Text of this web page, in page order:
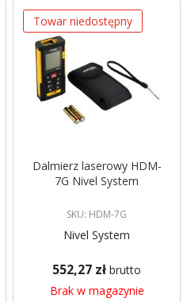
Towar niedostępny
Dalmierz laserowy HDM-
7G Nivel System
SKU: HDM-7G
Nivel System
552,27 zł brutto
Brak w magazynie